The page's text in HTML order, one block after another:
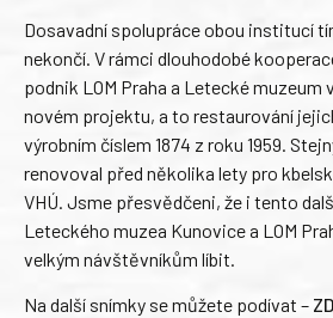
Dosavadní spolupráce obou institucí
nekončí. V rámci dlouhodobé
podnik LOM Praha a Letecké muzeum
novém projektu, a to restaurování
výrobním číslem 1874 z roku 1959.
renovoval před několika lety pro
VHÚ. Jsme přesvědčeni, že i tento
Leteckého muzea Kunovice a LOM
velkým návštěvníkům líbit.
Na další snímky se můžete podívat –